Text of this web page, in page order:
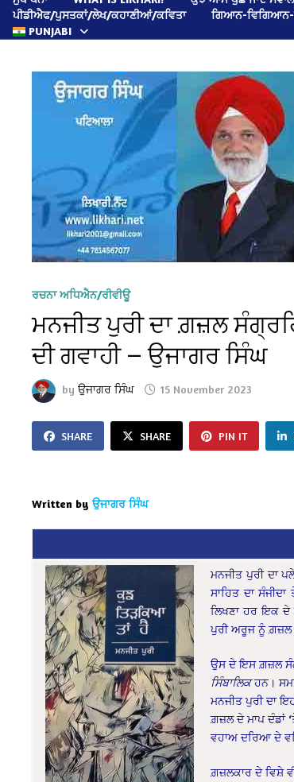
ਪੀਡੀਐਫ/ਪੁਸਤਕਾਂ/ਲੇਖ/ਕਹਾਣੀਆਂ/ਕਵਿਤਾ
ਗਿਆਨ-
PUNJABI
ਰਚਨਾ ਅਧਿਐਨ/ਰੀਵੀਊ
ਮਨਜੀਤ ਪੁਰੀ ਦਾ ਗ਼ਜ਼ਲ
ਦੀ ਗਵਾਹੀ — ਉਜਾਗਰ ਸਿੰਘ
byਉਜਾਗਰ ਸਿੰਘ 15 November 2023
SHARE SHARE PIN IT
Written by ਉਜਾਗਰ ਸਿੰਘ
ਮਨਜੀਤ ਪੁਰੀ ਦਾ
ਸਾਹਿਤ ਦਾ
ਲਿਖਣਾ ਹਰ ਇਕ
ਪੁਰੀ ਅਰੂਜ ਨੂੰ ਗ਼ਜ਼ਲ
ਉਸ ਦੇ ਇਸ ਗ਼ਜ਼ਲ
ਸਿੰਬਾਲਿਕਹਨ।
ਮਨਜੀਤ ਪੁਰੀ ਦਾ
ਗ਼ਜ਼ਲ ਦੇ ਮਾਪ ਦੰਡਾਂ
ਵਹਾਅ ਦਰਿਆ ਦੇ
ਗ਼ਜ਼ਲਕਾਰ ਦੇ ਵਿਸ਼ੇ